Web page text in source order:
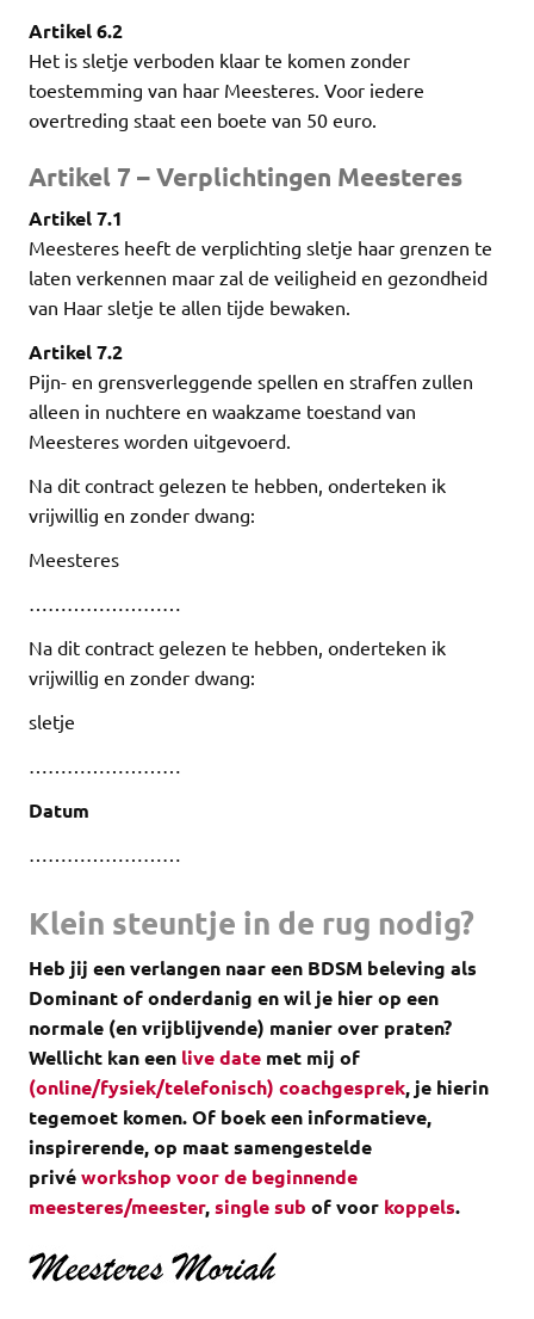
Artikel 6.2
Het is sletje verboden klaar te komen zonder
toestemming van haar Meesteres. Voor iedere
overtreding staat een boete van 50 euro.
Artikel 7 – Verplichtingen Meesteres
Artikel 7.1
Meesteres heeft de verplichting sletje haar grenzen te
laten verkennen maar zal de veiligheid en gezondheid
van Haar sletje te allen tijde bewaken.
Artikel 7.2
Pijn- en grensverleggende spellen en straffen zullen
alleen in nuchtere en waakzame toestand van
Meesteres worden uitgevoerd.
Na dit contract gelezen te hebben, onderteken ik
vrijwillig en zonder dwang:
Meesteres
……………………
Na dit contract gelezen te hebben, onderteken ik
vrijwillig en zonder dwang:
sletje
……………………
Datum
……………………
Klein steuntje in de rug nodig?
Heb jij een verlangen naar een BDSM beleving als
Dominant of onderdanig en wil je hier op een
normale (en vrijblijvende) manier over praten?
Wellicht kan een live date met mij of
(online/fysiek/telefonisch) coachgesprek, je hierin
tegemoet komen.Of boek een informatieve,
inspirerende, op maat samengestelde
privéworkshop voor de beginnende
meesteres/meester,single sub of voor koppels.